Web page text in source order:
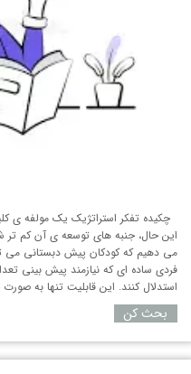
چکیده تفکر استراتژیک یک مولفه ی
این حال، جنبه های توسعه ی آن کم
می دهیم که کودکان پیش دبستانی می
فردی ساده ای که نیازمند پیش بینی
استدلال کنند. این قابلیت تنها به
بحث کن